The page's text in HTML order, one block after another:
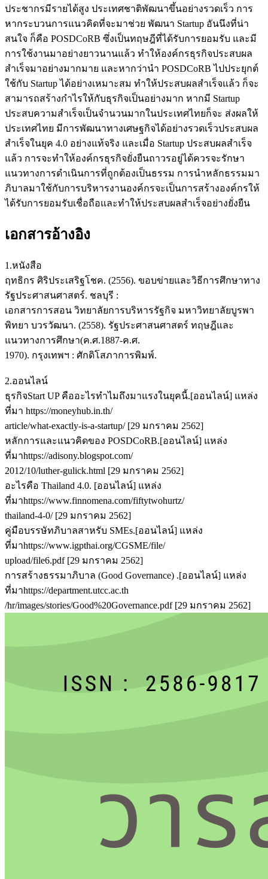
ประชากรมีรายได้สูง ประเทศชาติพัฒนาขึ้นอย่างรวดเร็ว การ
หากระบวนการแนวคิดที่จะมาช่วย พัฒนา Startup อันนึงที่น่า
สนใจ ก็คือ POSDCoRB ซึ่งเป็นทฤษฎีที่ได้รับการยอมรับ และมี
การใช้งานมาอย่างยาวนานแล้ว ทำให้องค์กรธุรกิจประสบผล
สำเร็จมาอย่างมากมาย และหากว่านำ POSDCoRB ไปประยุกต์
ใช้กับ Startup ได้อย่างเหมาะสม ทำให้ประสบผลสำเร็จแล้ว ก็จะ
สามารถสร้างกำไรให้กับธุรกิจเป็นอย่างมาก หากมี Startup
ประสบความสำเร็จเป็นจำนวนมากในประเทศไทยก็จะ ส่งผลให้
ประเทศไทย มีการพัฒนาทางเศษฐกิจได้อย่างรวดเร็วประสบผล
สำเร็จในยุค 4.0 อย่างแท้จริง และเมื่อ Startup ประสบผลสำเร็จ
แล้ว การจะทำให้องค์กรธุรกิจยั่งยืนถาวรอยู่ได้ควรจะรักษา
แนวทางการดำเนินการที่ถูกต้องเป็นธรรม การนำหลักธรรมมา
ภิบาลมาใช้กับการบริหารงานองค์กรจะเป็นการสร้างองค์กรให้
ได้รับการยอมรับเชื่อถือและทำให้ประสบผลสำเร็จอย่างยั่งยืน
เอกสารอ้างอิง
1.หนังสือ
ฤทธิกร ศิริประเสริฐโชค. (2556). ขอบข่ายและวิธีการศึกษาทาง
รัฐประศาสนศาสตร์. ชลบุรี :
เอกสารการสอน วิทยาลัยการบริหารรัฐกิจ มหาวิทยาลัยบูรพา
พิทยา บวรวัฒนา. (2558). รัฐประศาสนศาสตร์ ทฤษฎีและ
แนวทางการศึกษา(ค.ศ.1887-ค.ศ.
1970). กรุงเทพฯ : ศักดิโสภาการพิมพ์.
2.ออนไลน์
ธุรกิจStart UP คืออะไรทำไมถึงมาแรงในยุคนี้.[ออนไลน์] แหล่ง
ที่มา https://moneyhub.in.th/
article/what-exactly-is-a-startup/ [29 มกราคม 2562]
หลักการและแนวคิดของ POSDCoRB.[ออนไลน์] แหล่ง
ที่มาhttps://adisony.blogspot.com/
2012/10/luther-gulick.html [29 มกราคม 2562]
อะไรคือ Thailand 4.0. [ออนไลน์] แหล่ง
ที่มาhttps://www.finnomena.com/fiftytwohurtz/
thailand-4-0/ [29 มกราคม 2562]
คู่มือบรรษัทภิบาลสาหรับ SMEs.[ออนไลน์] แหล่ง
ที่มาhttps://www.igpthai.org/CGSME/file/
upload/file6.pdf [29 มกราคม 2562]
การสร้างธรรมาภิบาล (Good Governance) .[ออนไลน์] แหล่ง
ที่มาhttps://department.utcc.ac.th
/hr/images/stories/Good%20Governance.pdf [29 มกราคม 2562]